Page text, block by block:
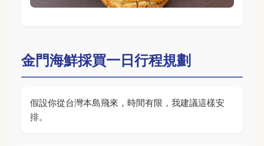
金門海鮮採買一日行程規劃
假設你從台灣本島飛來，時間有限，我建議這樣安
排。